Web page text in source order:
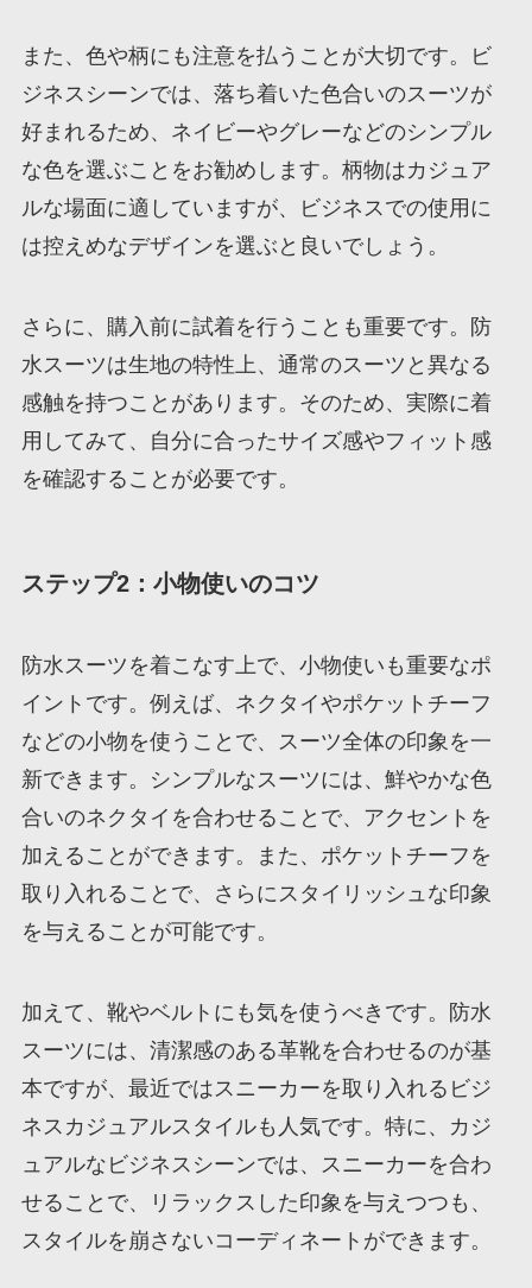
また、色や柄にも注意を払うことが大切です。ビ
ジネスシーンでは、落ち着いた色合いのスーツが
好まれるため、ネイビーやグレーなどのシンプル
な色を選ぶことをお勧めします。柄物はカジュア
ルな場面に適していますが、ビジネスでの使用に
は控えめなデザインを選ぶと良いでしょう。
さらに、購入前に試着を行うことも重要です。防
水スーツは生地の特性上、通常のスーツと異なる
感触を持つことがあります。そのため、実際に着
用してみて、自分に合ったサイズ感やフィット感
を確認することが必要です。
ステップ2：小物使いのコツ
防水スーツを着こなす上で、小物使いも重要なポ
イントです。例えば、ネクタイやポケットチーフ
などの小物を使うことで、スーツ全体の印象を一
新できます。シンプルなスーツには、鮮やかな色
合いのネクタイを合わせることで、アクセントを
加えることができます。また、ポケットチーフを
取り入れることで、さらにスタイリッシュな印象
を与えることが可能です。
加えて、靴やベルトにも気を使うべきです。防水
スーツには、清潔感のある革靴を合わせるのが基
本ですが、最近ではスニーカーを取り入れるビジ
ネスカジュアルスタイルも人気です。特に、カジ
ュアルなビジネスシーンでは、スニーカーを合わ
せることで、リラックスした印象を与えつつも、
スタイルを崩さないコーディネートができます。